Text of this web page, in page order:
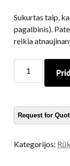
Sukurtas taip,
pagalbinis).
reikia
pravažiuojamos
kiekis
Kategorijos: